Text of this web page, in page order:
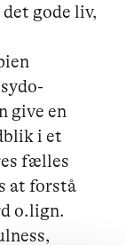
gode liv,
give en
i et
fælles
at forstå
o.lign.